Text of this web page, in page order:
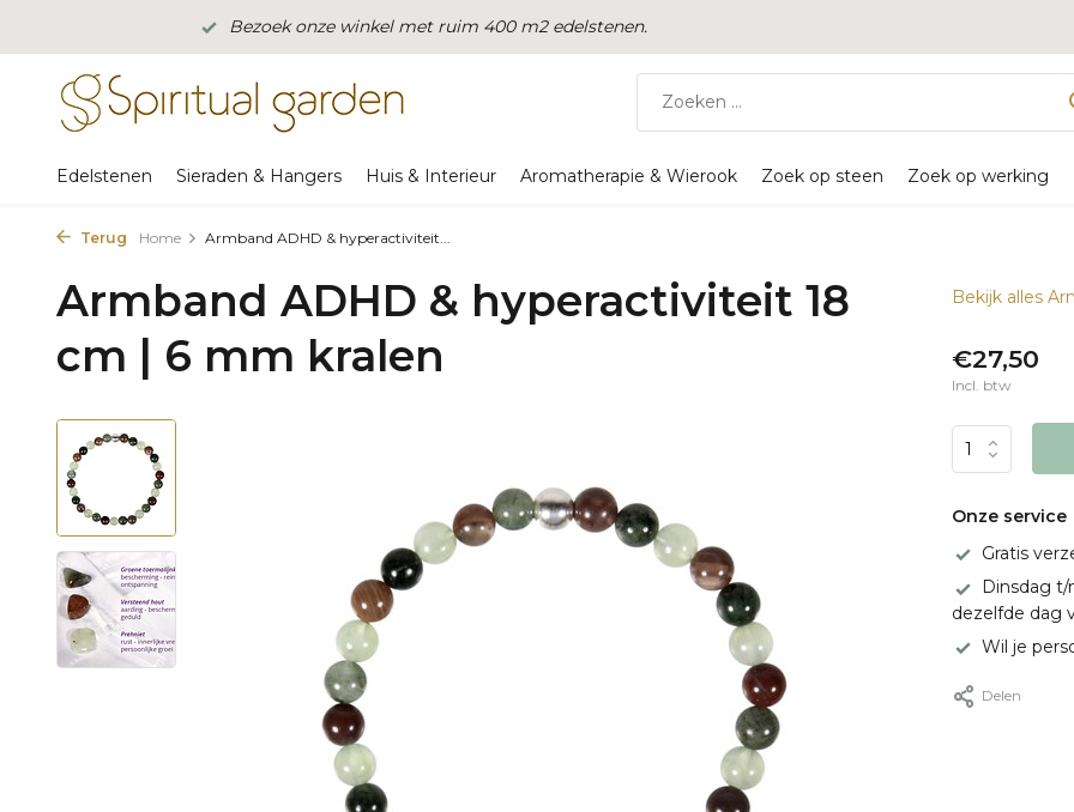
Bezoek onze winkel met ruim 400 m2 edelstenen.
Edelstenen Sieraden & Hangers Huis & Interieur Aromatherapie & Wierook Zoek op steen Zoek op werking
Terug Home Armband ADHD & hyperactiviteit...
Armband ADHD & hyperactiviteit 18
cm | 6 mm kralen
Bekijk alles
€27,50
Incl. btw
Onze service
Gratis
Dinsdag
dezelfde dag
Wil je
Delen